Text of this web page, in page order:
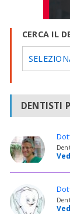
CERCA IL
DENTISTI